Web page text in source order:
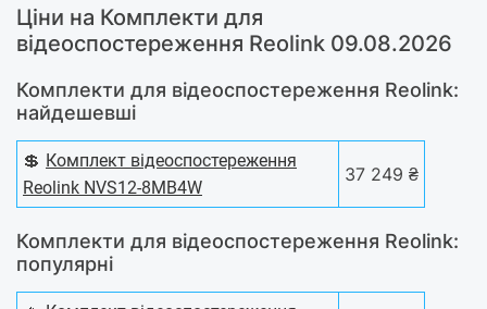
Ціни на Комплекти для
відеоспостереження Reolink 09.08.2026
Комплекти для відеоспостереження Reolink:
найдешевші
💲 Комплект відеоспостереження
Reolink NVS12-8MB4W
37 249 ₴
Комплекти для відеоспостереження Reolink:
популярні